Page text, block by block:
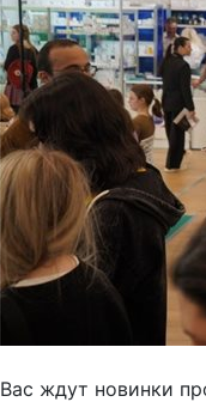
Вас ждут новинки